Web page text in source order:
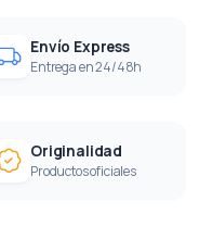
Envío Express
Entrega en 24/48h
Originalidad
Productos oficiales